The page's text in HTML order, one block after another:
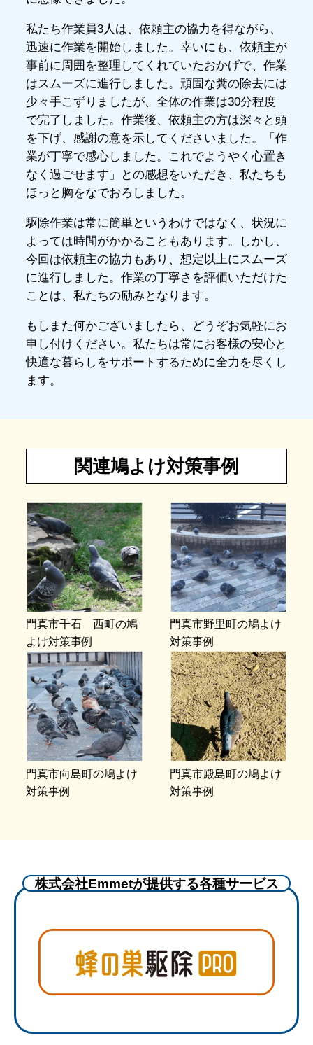
私たち作業員3人は、依頼主の協力を得ながら、
迅速に作業を開始しました。幸いにも、依頼主が
事前に周囲を整理してくれていたおかげで、作業
はスムーズに進行しました。頑固な糞の除去には
少々手こずりましたが、全体の作業は30分程度
で完了しました。作業後、依頼主の方は深々と頭
を下げ、感謝の意を示してくださいました。「作
業が丁寧で感心しました。これでようやく心置き
なく過ごせます」との感想をいただき、私たちも
ほっと胸をなでおろしました。
駆除作業は常に簡単というわけではなく、状況に
よっては時間がかかることもあります。しかし、
今回は依頼主の協力もあり、想定以上にスムーズ
に進行しました。作業の丁寧さを評価いただけた
ことは、私たちの励みとなります。
もしまた何かございましたら、どうぞお気軽にお
申し付けください。私たちは常にお客様の安心と
快適な暮らしをサポートするために全力を尽くし
ます。
関連鳩よけ対策事例
門真市千石 西町の鳩
よけ対策事例
門真市野里町の鳩よけ
対策事例
門真市向島町の鳩よけ
対策事例
門真市殿島町の鳩よけ
対策事例
株式会社Emmetが提供する各種サービス